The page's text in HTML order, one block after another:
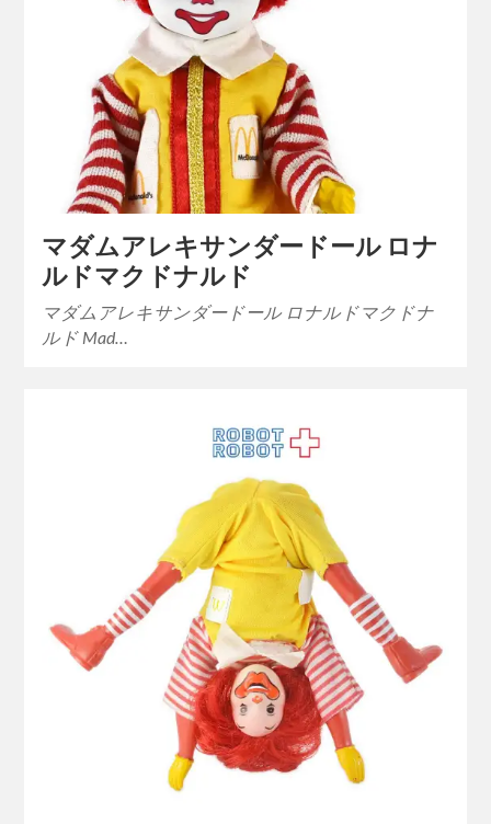
マダムアレキサンダードール ロナ
ルドマクドナルド
マダムアレキサンダードール ロナルドマクドナ
ルド Mad…